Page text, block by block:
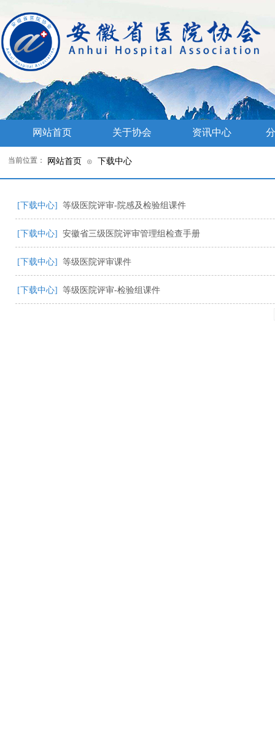
网站首页 关于协会 资讯中心
网站首页 ⊙ 下载中心
当前位置：
[下载中心] 等级医院评审-院感及检验组课件
[下载中心] 安徽省三级医院评审管理组检查手册
[下载中心] 等级医院评审课件
[下载中心] 等级医院评审-检验组课件